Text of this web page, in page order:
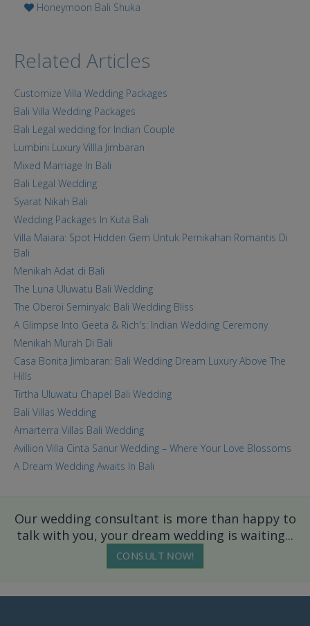
Honeymoon Bali Shuka
Related Articles
Customize Villa Wedding Packages
Bali Villa Wedding Packages
Bali Legal wedding for Indian Couple
Lumbini Luxury Villla Jimbaran
Mixed Marriage In Bali
Bali Legal Wedding
Syarat Nikah Bali
Wedding Packages In Kuta Bali
Villa Maiara: Spot Hidden Gem Untuk Pernikahan Romantis Di
Bali
Menikah Adat di Bali
The Luna Uluwatu Bali Wedding
The Oberoi Seminyak: Bali Wedding Bliss
A Glimpse Into Geeta & Rich's: Indian Wedding Ceremony
Menikah Murah Di Bali
Casa Bonita Jimbaran: Bali Wedding Dream Luxury Above The
Hills
Tirtha Uluwatu Chapel Bali Wedding
Bali Villas Wedding
Amarterra Villas Bali Wedding
Avillion Villa Cinta Sanur Wedding – Where Your Love Blossoms
A Dream Wedding Awaits In Bali
Our wedding consultant is more than happy to
talk with you, your dream wedding is waiting...
CONSULT NOW!